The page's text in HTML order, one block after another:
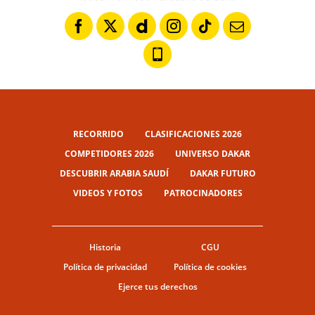
RECORRIDO
CLASIFICACIONES 2026
COMPETIDORES 2026
UNIVERSO DAKAR
DESCUBRIR ARABIA SAUDÍ
DAKAR FUTURO
VIDEOS Y FOTOS
PATROCINADORES
Historia
CGU
Política de privacidad
Política de cookies
Ejerce tus derechos